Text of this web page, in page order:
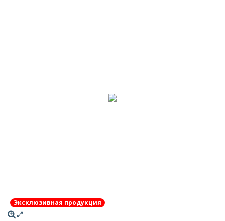
Эксклюзивная продукция